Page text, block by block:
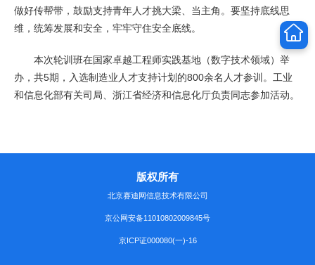
做好传帮带，鼓励支持青年人才挑大梁、当主角。要坚持底线思
维，统筹发展和安全，牢牢守住安全底线。
本次轮训班在国家卓越工程师实践基地（数字技术领域）举
办，共5期，入选制造业人才支持计划的800余名人才参训。工业
和信息化部有关司局、浙江省经济和信息化厅负责同志参加活动。
版权所有
北京赛迪网信息技术有限公司
京公网安备11010802009845号
京ICP证000080(一)-16